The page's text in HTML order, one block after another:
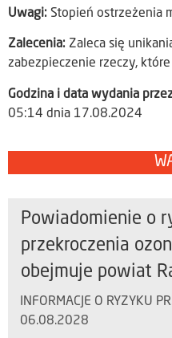
Uwagi: Stopień ostrzeżenia
Zalecenia: Zaleca się
zabezpieczenie rzeczy,
Godzina i data wydania
05:14 dnia 17.08.2024
Powiadomienie o
przekroczenia
obejmuje powiat
INFORMACJE O RYZYKU
06.08.2028